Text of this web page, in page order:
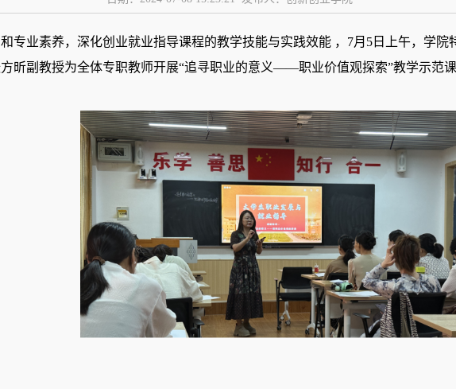
业素养，深化创业就业指导课程的教学技能与实践效能 ， 7月5日上午，学院
昕副教授为全体专职教师开展“追寻职业的意义——职业价值观探索”教学示范课